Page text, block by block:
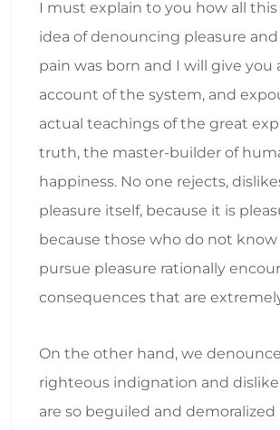
I must explain to you how all
idea of denouncing pleasure
pain was born and I will give you
account of the system, and
actual teachings of the great
truth, the master-builder of
happiness. No one rejects,
pleasure itself, because it is
because those who do not
pursue pleasure rationally
consequences that are
On the other hand, we
righteous indignation and
are so beguiled and